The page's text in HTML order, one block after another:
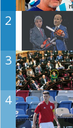
2
3
4